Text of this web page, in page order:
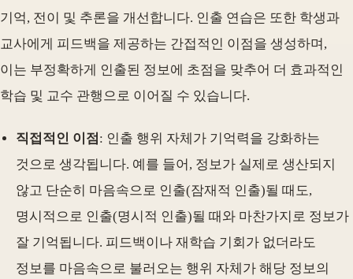
기억, 전이 및 추론을 개선합니다. 인출 연습은 또한 학생과
교사에게 피드백을 제공하는 간접적인 이점을 생성하며,
이는 부정확하게 인출된 정보에 초점을 맞추어 더 효과적인
학습 및 교수 관행으로 이어질 수 있습니다.
직접적인 이점 : 인출 행위 자체가 기억력을 강화하는
것으로 생각됩니다. 예를 들어, 정보가 실제로 생산되지
않고 단순히 마음속으로 인출(잠재적 인출)될 때도,
명시적으로 인출(명시적 인출)될 때와 마찬가지로 정보가
잘 기억됩니다. 피드백이나 재학습 기회가 없더라도
정보를 마음속으로 불러오는 행위 자체가 해당 정보의